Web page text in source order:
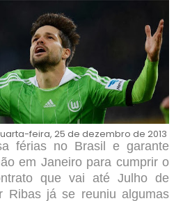
feira, 25 de dezembro de 2013
férias no Brasil e garante
em Janeiro para cumprir o
que vai até Julho de
Ribas já se reuniu algumas